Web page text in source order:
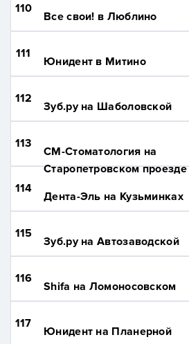
110
Все свои! в Люблино
111
Юнидент в Митино
112
Зуб.ру на Шаболовской
113
СМ-Стоматология на
Старопетровском проезде
114
Дента-Эль на Кузьминках
115
Зуб.ру на Автозаводской
116
Shifa на Ломоносовском
117
Юнидент на Планерной